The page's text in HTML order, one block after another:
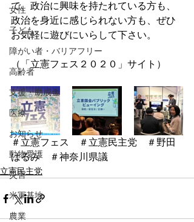
女性
子ども
障がい者・バリアフリー
高齢者
支援・助成金
医療
お知らせ
動物愛護
災害
米軍基地
農業
で、政治に興味を持たれている方も、
政治を身近に感じられない方も、ぜひ
お気軽に遊びにいらして下さい。
（「立憲フェス２０２０」サイト）
＃立憲フェス　＃立憲民主党　＃野田
はるみ　＃神奈川県議
立憲民主党